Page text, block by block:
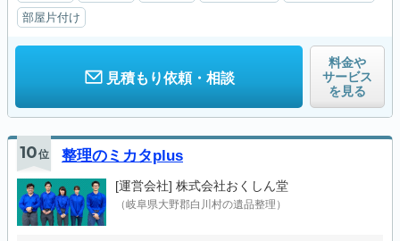
部屋片付け
見積もり依頼・相談
料金や
サービス
を見る
10位 整理のミカタplus
[運営会社] 株式会社おくしん堂
（岐阜県大野郡白川村の遺品整理）